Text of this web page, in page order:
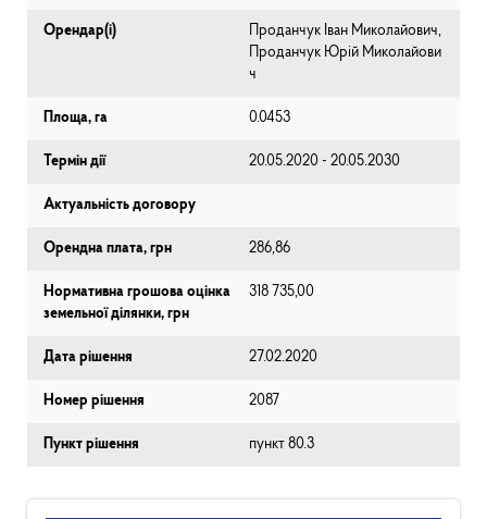
Орендар(і)
Проданчук Іван Миколайович,
Проданчук Юрій Миколайови
ч
Площа, га 0.0453
Термін дії 20.05.2020 - 20.05.2030
Актуальність договору
Орендна плата, грн 286,86
Нормативна грошова оцінка
земельної ділянки, грн
318 735,00
Дата рішення 27.02.2020
Номер рішення 2087
Пункт рішення пункт 80.3